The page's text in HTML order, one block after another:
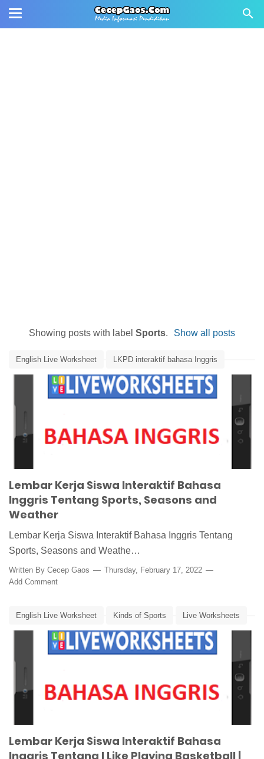
Showing posts with label Sports. Show all posts
English Live Worksheet LKPD interaktif bahasa Inggris
Weathers and Seasons
Lembar Kerja Siswa Interaktif Bahasa
Inggris Tentang Sports, Seasons and
Weather
Lembar Kerja Siswa Interaktif Bahasa Inggris Tentang
Sports, Seasons and Weathe…
Written By Cecep Gaos
Thursday, February 17, 2022
Add Comment
English Live Worksheet Kinds of Sports Live Worksheets
LKS Interaktif Bahasa Inggris Media Pembelajaran Online
Lembar Kerja Siswa Interaktif Bahasa
Inggris Tentang I Like Playing Basketball |